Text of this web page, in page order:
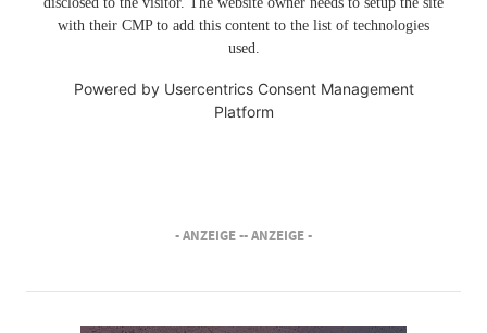
with their CMP to add this content to the list of technologies
used.
Powered by Usercentrics Consent Management
Platform
- ANZEIGE -- ANZEIGE -